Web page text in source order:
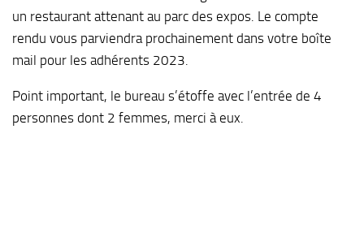
un restaurant attenant au parc des expos. Le compte
rendu vous parviendra prochainement dans votre boîte
mail pour les adhérents 2023.
Point important, le bureau s’étoffe avec l’entrée de 4
personnes dont 2 femmes, merci à eux.